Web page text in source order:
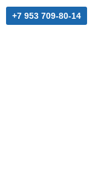
+7 953 709-80-14